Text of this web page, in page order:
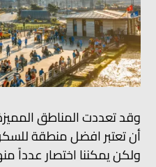
وقد تعددت المناطق
أن تعتبر افضل منطقة
ولكن يمكننا اختصار عدداً